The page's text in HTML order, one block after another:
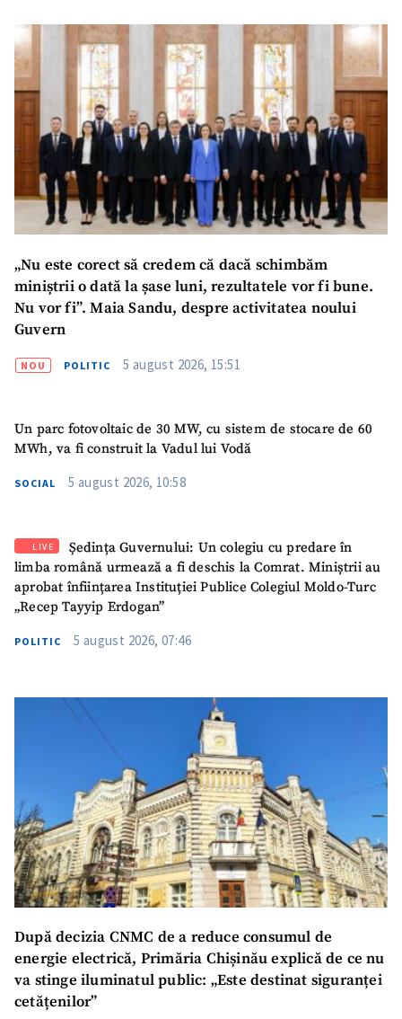
SUSȚINE
„Nu este corect să credem că dacă schimbăm
miniștrii o dată la șase luni, rezultatele vor fi bune.
Nu vor fi”. Maia Sandu, despre activitatea noului
Guvern
NOU POLITIC 5 august 2026, 15:51
Un parc fotovoltaic de 30 MW, cu sistem de stocare de 60
MWh, va fi construit la Vadul lui Vodă
SOCIAL 5 august 2026, 10:58
LIVE
Ședința Guvernului: Un colegiu cu predare în
limba română urmează a fi deschis la Comrat. Miniștrii au
aprobat înființarea Instituției Publice Colegiul Moldo-Turc
„Recep Tayyip Erdogan”
POLITIC 5 august 2026, 07:46
După decizia CNMC de a reduce consumul de
energie electrică, Primăria Chișinău explică de ce nu
va stinge iluminatul public: „Este destinat siguranței
cetățenilor”
CONTACT SURSĂ
Sursă anonimă
Nume+ Numele meu
Email+ Emailul meu
Telefon
+ Telefon personal
Am citit și sunt de
acord cupolitica de
confidențialitate.